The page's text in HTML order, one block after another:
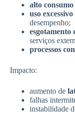
alto
uso
desempenho;
esgotamento
serviços
processos
Impacto:
aumento de
falhas
instabilidade